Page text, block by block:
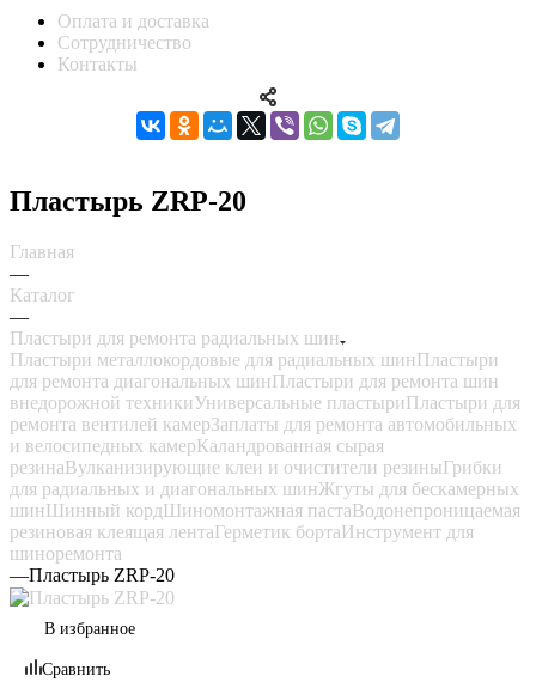
Оплата и доставка
Сотрудничество
Контакты
Пластырь ZRP-20
Главная
—
Каталог
—
Пластыри для ремонта радиальных шин
Пластыри металлокордовые для радиальных шинПластыри
для ремонта диагональных шинПластыри для ремонта шин
внедорожной техникиУниверсальные пластыриПластыри для
ремонта вентилей камерЗаплаты для ремонта автомобильных
и велосипедных камерКаландрованная сырая
резинаВулканизирующие клеи и очистители резиныГрибки
для радиальных и диагональных шинЖгуты для бескамерных
шинШинный кордШиномонтажная пастаВодонепроницаемая
резиновая клеящая лентаГерметик бортаИнструмент для
шиноремонта
—Пластырь ZRP-20
В избранное
Сравнить